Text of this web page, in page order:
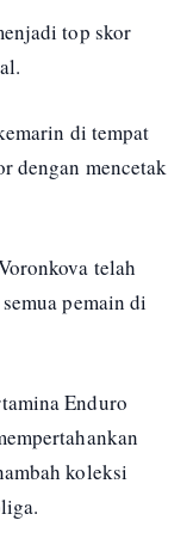
top skor
di tempat
dengan mencetak
telah
pemain di
Enduro
koleksi